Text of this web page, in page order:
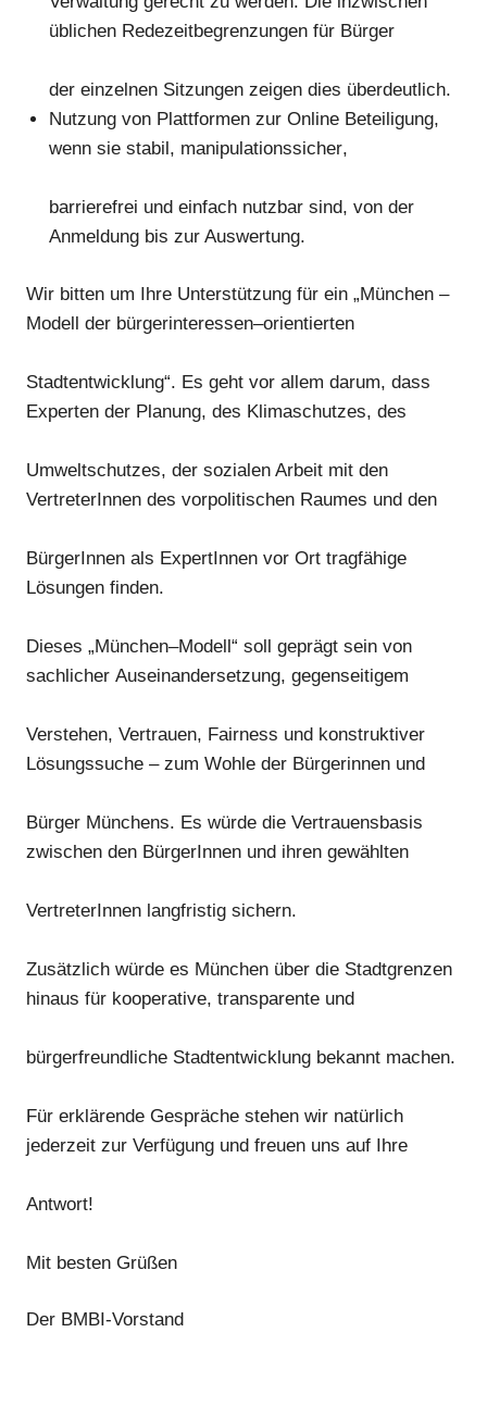
üblichen Redezeitbegrenzungen für Bürger
der einzelnen Sitzungen zeigen dies überdeutlich.
Nutzung von Plattformen zur Online Beteiligung,
wenn sie stabil, manipulationssicher,
barrierefrei und einfach nutzbar sind, von der
Anmeldung bis zur Auswertung.
Wir bitten um Ihre Unterstützung für ein „München –
Modell der bürgerinteressen–orientierten
Stadtentwicklung“. Es geht vor allem darum, dass
Experten der Planung, des Klimaschutzes, des
Umweltschutzes, der sozialen Arbeit mit den
VertreterInnen des vorpolitischen Raumes und den
BürgerInnen als ExpertInnen vor Ort tragfähige
Lösungen finden.
Dieses „München–Modell“ soll geprägt sein von
sachlicher Auseinandersetzung, gegenseitigem
Verstehen, Vertrauen, Fairness und konstruktiver
Lösungssuche – zum Wohle der Bürgerinnen und
Bürger Münchens. Es würde die Vertrauensbasis
zwischen den BürgerInnen und ihren gewählten
VertreterInnen langfristig sichern.
Zusätzlich würde es München über die Stadtgrenzen
hinaus für kooperative, transparente und
bürgerfreundliche Stadtentwicklung bekannt machen.
Für erklärende Gespräche stehen wir natürlich
jederzeit zur Verfügung und freuen uns auf Ihre
Antwort!
Mit besten Grüßen
Der BMBI-Vorstand